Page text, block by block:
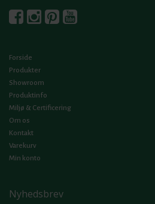
Forside
Produkter
Showroom
Produktinfo
Miljø & Certificering
Om os
Kontakt
Varekurv
Min konto
Nyhedsbrev